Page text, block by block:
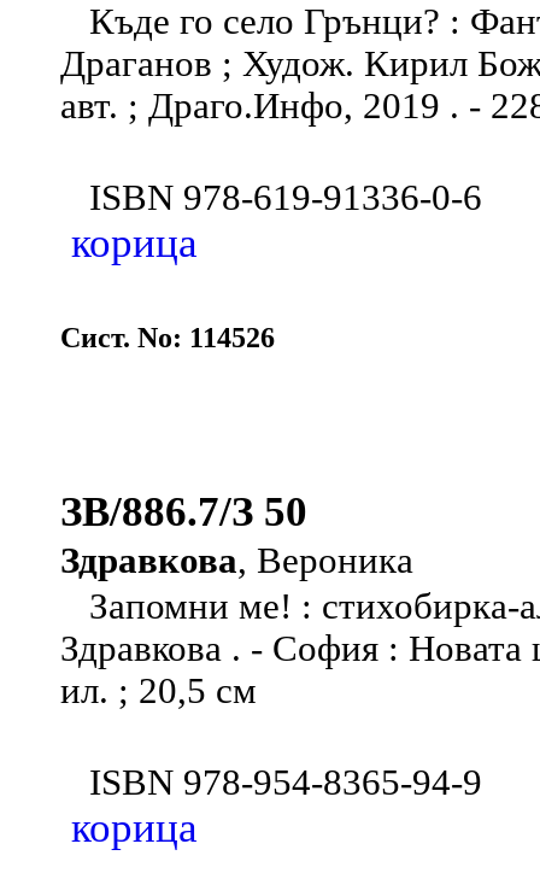
Къде го село Грънци? :
Драганов ; Худож. Кирил
авт. ; Драго.Инфо, 2019 . -
ISBN 978-619-91336-0-6
корица
Сист. No: 114526
ЗВ/886.7/З 50
Здравкова, Вероника
Запомни ме! : стихобирка-
Здравкова . - София : Новата
ил. ; 20,5 см
ISBN 978-954-8365-94-9
корица